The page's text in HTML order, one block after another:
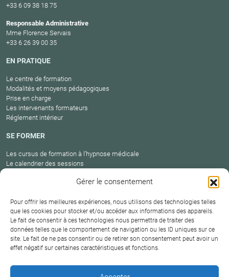
Gérer le consentement
Pour offrir les meilleures expériences, nous utilisons des technologies telles
que les cookies pour stocker et/ou accéder aux informations des appareils.
Le fait de consentir à ces technologies nous permettra de traiter des
données telles que le comportement de navigation ou les ID uniques sur ce
site. Le fait de ne pas consentir ou de retirer son consentement peut avoir un
effet négatif sur certaines caractéristiques et fonctions.
+33 6 09 38 18 75
Responsable Administrative
Mme Florence Servais
+33 6 26 39 00 35
EN PRATIQUE
Le centre de formation
Modalités et moyens pédagogiques
Prise en charge
Les intervenants formateurs
Réglement intérieur
SE FORMER
Les cursus de formation à l’hypnose médicale
Le calendrier des sessions
Mentions
légales
Conditions
générales de
vente
Plan
du site
Contact
Protection
des données